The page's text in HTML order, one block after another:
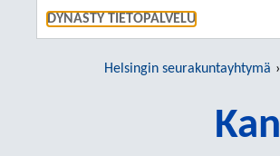
DYNASTY TIETOPALVELU
Helsingin seurakuntayhtymä